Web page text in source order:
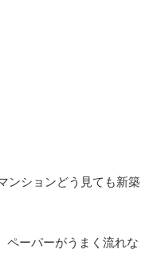
ンションどう見ても新築
ペーパーがうまく流れな